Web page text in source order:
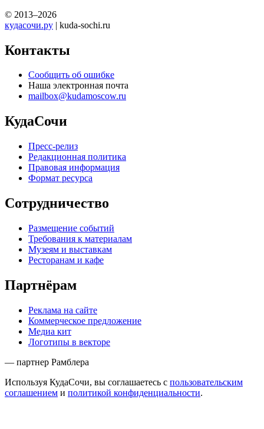
© 2013–2026
кудасочи.ру | kuda-sochi.ru
Контакты
Сообщить об ошибке
Наша электронная почта
mailbox@kudamoscow.ru
КудаСочи
Пресс-релиз
Редакционная политика
Правовая информация
Формат ресурса
Сотрудничество
Размещение событий
Требования к материалам
Музеям и выставкам
Ресторанам и кафе
Партнёрам
Реклама на сайте
Коммерческое предложение
Медиа кит
Логотипы в векторе
— партнер Рамблера
Используя КудаСочи, вы соглашаетесь с пользовательским
соглашением и политикой конфиденциальности.